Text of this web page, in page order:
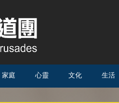
家庭 心靈 文化 生活